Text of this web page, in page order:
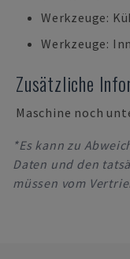
Werkzeuge:
Werkzeuge:
Zusätzliche
Maschine noch
*Es kann zu
Daten und den
müssen vom